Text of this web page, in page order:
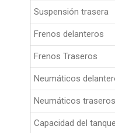
Suspensión trasera
Frenos delanteros
Frenos Traseros
Neumáticos
Neumáticos traseros
Capacidad del